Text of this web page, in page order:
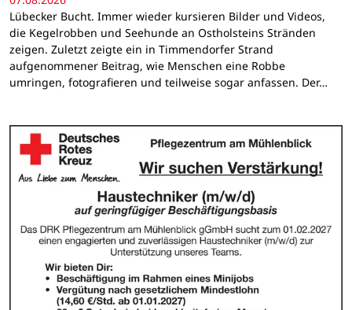
Lübecker Bucht. Immer wieder kursieren Bilder und Videos,
die Kegelrobben und Seehunde an Ostholsteins Stränden
zeigen. Zuletzt zeigte ein in Timmendorfer Strand
aufgenommener Beitrag, wie Menschen eine Robbe
umringen, fotografieren und teilweise sogar anfassen. Der…